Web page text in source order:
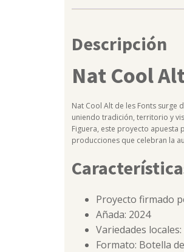
Descripción
Nat Cool
Nat Cool Alt de les Fonts surge
uniendo tradición, territorio y
Figuera, este proyecto apuesta
producciones que celebran la
Proyecto firmado
Añada: 2024
Variedades
Formato: Botella